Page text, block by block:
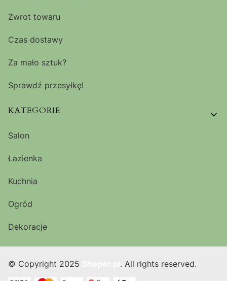
Zwrot towaru
Czas dostawy
Za mało sztuk?
Sprawdź przesyłkę!
KATEGORIE
Salon
Łazienka
Kuchnia
Ogród
Dekoracje
© Copyright 2025 . All rights reserved.